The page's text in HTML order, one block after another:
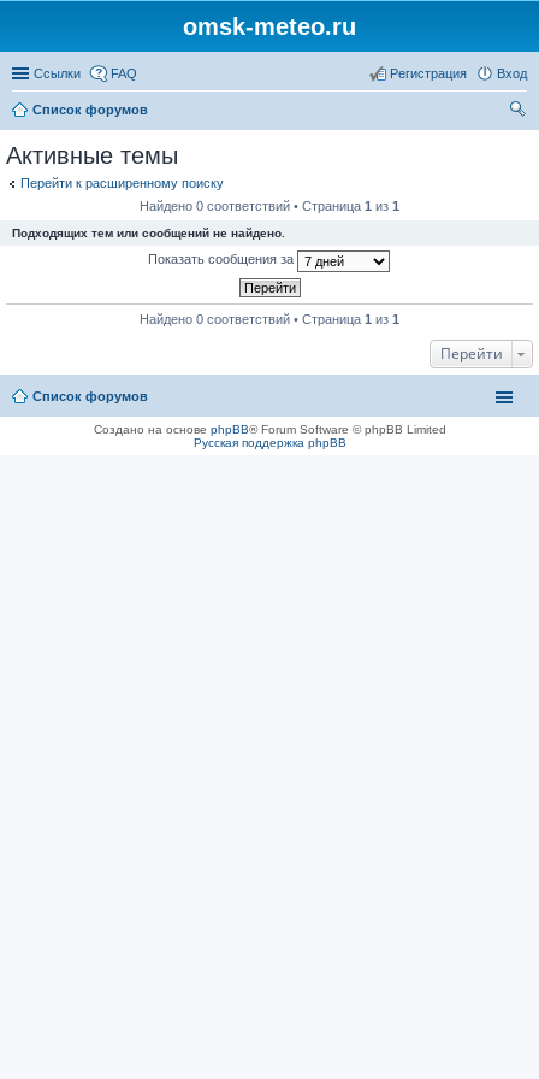
omsk-meteo.ru
Ссылки FAQ Вход
Регистрация
Список форумов
Активные темы
Перейти к расширенному поиску
Найдено 0 соответствий • Страница 1 из 1
Подходящих тем или сообщений не найдено.
Показать сообщения за
Найдено 0 соответствий • Страница 1 из 1
Перейти
Список форумов
Создано на основе phpBB® Forum Software © phpBB Limited
Русская поддержка phpBB